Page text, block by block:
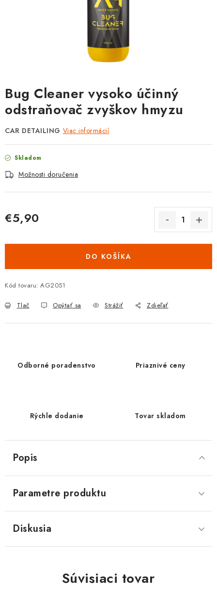
OBCHODNÉ PODMIENKY
Obchodné podmienky
Odstúpenie od zmluvy
Podmienky ochrany osobných údajov
Spôsob dopravy a platby
Vernostný program
Bug Cleaner vysoko účinný
odstraňovač zvyškov hmyzu
CAR DETAILING Viac informácií
Skladom
Možnosti doručenia
€5,90
DO KOŠÍKA
Kód tovaru: AG2051
Tlač Opýtať sa Strážiť Zdieľať
Odborné poradenstvo Priaznivé ceny
Rýchle dodanie Tovar skladom
Popis
Parametre produktu
Diskusia
Súvisiaci tovar